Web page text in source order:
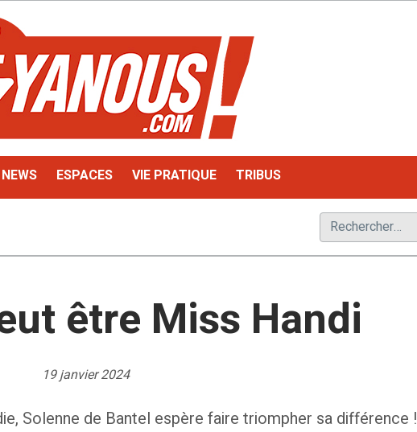
NEWS ESPACES VIE PRATIQUE TRIBUS
Rechercher :
être Miss Handi
19 janvier 2024
Solenne de Bantel espère faire triompher sa différence !